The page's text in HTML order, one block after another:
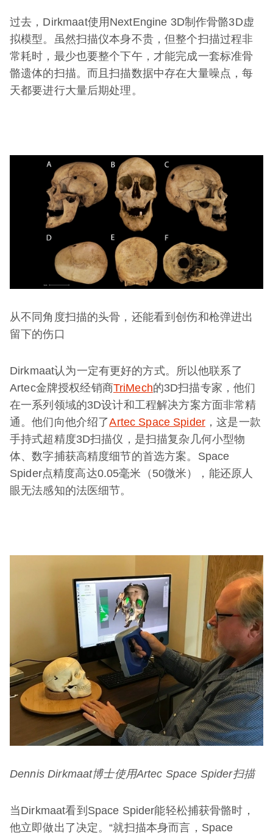
过去，Dirkmaat使用NextEngine 3D制作骨骼3D虚
拟模型。虽然扫描仪本身不贵，但整个扫描过程非
常耗时，最少也要整个下午，才能完成一套标准骨
骼遗体的扫描。而且扫描数据中存在大量噪点，每
天都要进行大量后期处理。
从不同角度扫描的头骨，还能看到创伤和枪弹进出
留下的伤口
Dirkmaat认为一定有更好的方式。所以他联系了
Artec金牌授权经销商TriMech的3D扫描专家，他们
在一系列领域的3D设计和工程解决方案方面非常精
通。他们向他介绍了Artec Space Spider ，这是一款
手持式超精度3D扫描仪，是扫描复杂几何小型物
体、数字捕获高精度细节的首选方案。Space
Spider点精度高达0.05毫米（50微米），能还原人
眼无法感知的法医细节。
Dennis Dirkmaat博士使用Artec Space Spider扫描
当Dirkmaat看到Space Spider能轻松捕获骨骼时，
他立即做出了决定。“就扫描本身而言，Space